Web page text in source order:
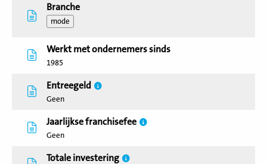
Branche
mode
Werkt met ondernemers sinds
1985
Entreegeld
Geen
Jaarlijkse franchisefee
Geen
Totale investering